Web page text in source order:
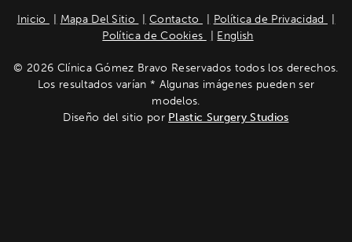
Inicio Mapa Del Sitio Contacto
Política de Privacidad
Política de Cookies
English
© 2026 Clínica Gómez Bravo Reservados todos los derechos.
Los resultados varían * Algunas imágenes pueden ser
modelos.
Diseño del sitio por Plastic Surgery Studios